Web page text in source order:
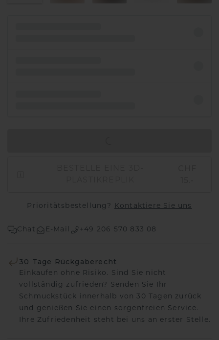
Prioritätsbestellung? Kontaktiere Sie uns
Chat E-Mail +49 206 570 833 08
30 Tage Rückgaberecht
Einkaufen ohne Risiko. Sind Sie nicht
vollständig zufrieden? Senden Sie Ihr
Schmuckstück innerhalb von 30 Tagen zurück
und genießen Sie einen sorgenfreien Service.
Ihre Zufriedenheit steht bei uns an erster Stelle.